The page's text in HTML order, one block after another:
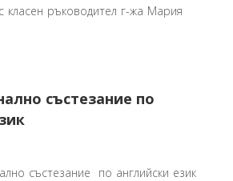
класен ръководител г-жа Мария
състезание по
състезание по английски език